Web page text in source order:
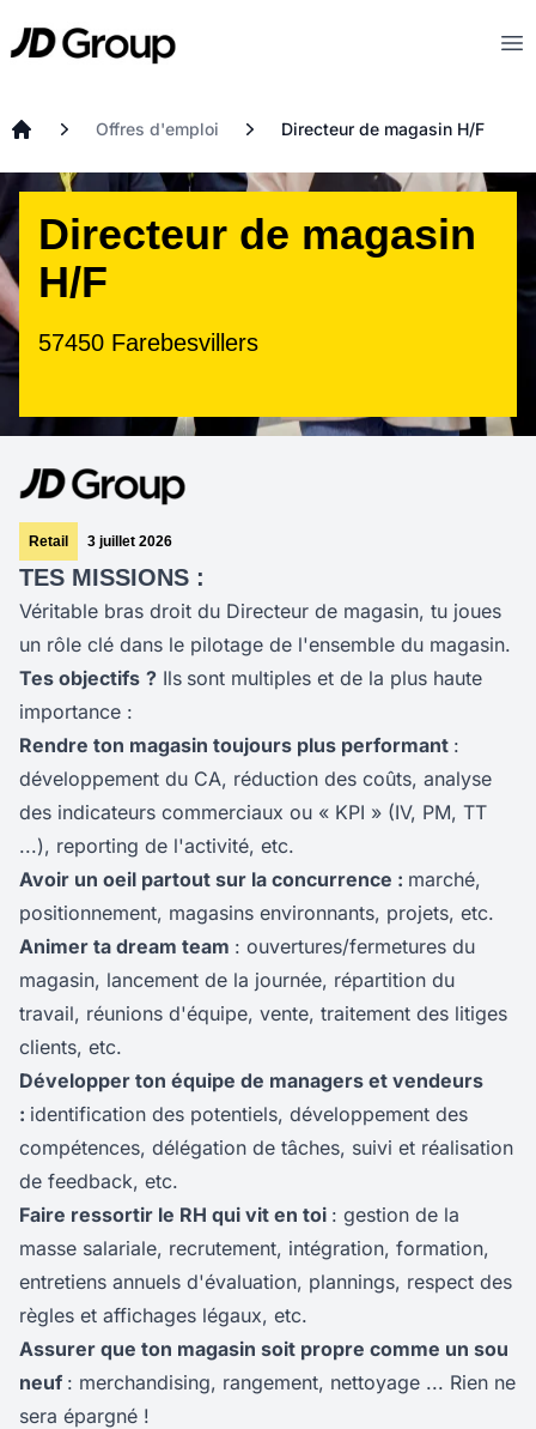
JD
Offres d'emploi Directeur de magasin H/F
Directeur de magasin
H/F
57450 Farebesvillers
Retail 3 juillet 2026
TES MISSIONS :
Véritable bras droit du Directeur de magasin, tu joues
un rôle clé dans le pilotage de l'ensemble du magasin.
Tes objectifs ? Ils sont multiples et de la plus haute
importance :
Rendre ton magasin toujours plus performant :
développement du CA, réduction des coûts, analyse
des indicateurs commerciaux ou « KPI » (IV, PM, TT
...), reporting de l'activité, etc.
Avoir un oeil partout sur la concurrence : marché,
positionnement, magasins environnants, projets, etc.
Animer ta dream team : ouvertures/fermetures du
magasin, lancement de la journée, répartition du
travail, réunions d'équipe, vente, traitement des litiges
clients, etc.
Développer ton équipe de managers et vendeurs
: identification des potentiels, développement des
compétences, délégation de tâches, suivi et réalisation
de feedback, etc.
Faire ressortir le RH qui vit en toi : gestion de la
masse salariale, recrutement, intégration, formation,
entretiens annuels d'évaluation, plannings, respect des
règles et affichages légaux, etc.
Assurer que ton magasin soit propre comme un sou
neuf : merchandising, rangement, nettoyage ... Rien ne
sera épargné !